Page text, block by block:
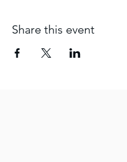
Share this event